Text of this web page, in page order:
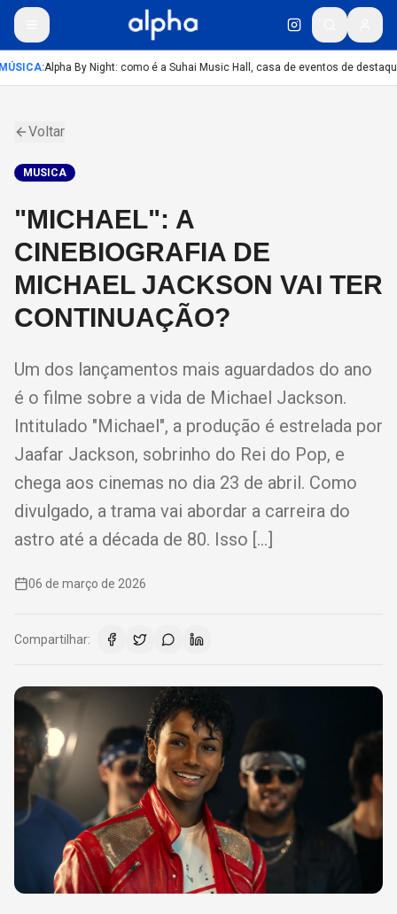
:Alpha By Night: como é a Suhai Music Hall, casa de eventos de
Voltar
MUSICA
"MICHAEL": A
CINEBIOGRAFIA DE
MICHAEL JACKSON VAI TER
CONTINUAÇÃO?
Um dos lançamentos mais aguardados do ano
é o filme sobre a vida de Michael Jackson.
Intitulado "Michael", a produção é estrelada por
Jaafar Jackson, sobrinho do Rei do Pop, e
chega aos cinemas no dia 23 de abril. Como
divulgado, a trama vai abordar a carreira do
astro até a década de 80. Isso […]
06 de março de 2026
Compartilhar: